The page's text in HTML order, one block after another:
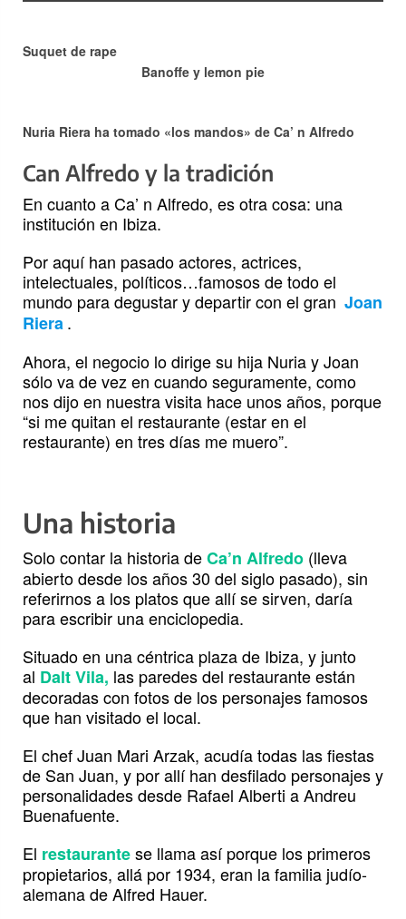
Suquet de rape
Banoffe y lemon pie
Nuria Riera ha tomado «los mandos» de Ca’ n Alfredo
Can Alfredo y la tradición
En cuanto a Ca’ n Alfredo, es otra cosa: una
institución en Ibiza.
Por aquí han pasado actores, actrices,
intelectuales, políticos…famosos de todo el
mundo para degustar y departir con el gran Joan
Riera.
Ahora, el negocio lo dirige su hija Nuria y Joan
sólo va de vez en cuando seguramente, como
nos dijo en nuestra visita hace unos años, porque
“si me quitan el restaurante (estar en el
restaurante) en tres días me muero”.
Una historia
Solo contar la historia deCa’n Alfredo (lleva
abierto desde los años 30 del siglo pasado), sin
referirnos a los platos que allí se sirven, daría
para escribir una enciclopedia.
Situado en una céntrica plaza de Ibiza, y junto
al Dalt Vila, las paredes del restaurante están
decoradas con fotos de los personajes famosos
que han visitado el local.
El chef Juan Mari Arzak, acudía todas las fiestas
de San Juan, y por allí han desfilado personajes y
personalidades desde Rafael Alberti a Andreu
Buenafuente.
El restaurantese llama así porque los primeros
propietarios, allá por 1934, eran la familia judío-
alemana de Alfred Hauer.